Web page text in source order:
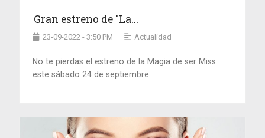
Gran estreno de "La...
23-09-2022 - 3:50 PM Actualidad
No te pierdas el estreno de la Magia de ser Miss
este sábado 24 de septiembre